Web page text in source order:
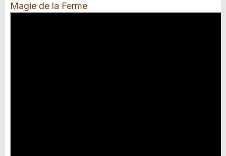
Magie de la Ferme